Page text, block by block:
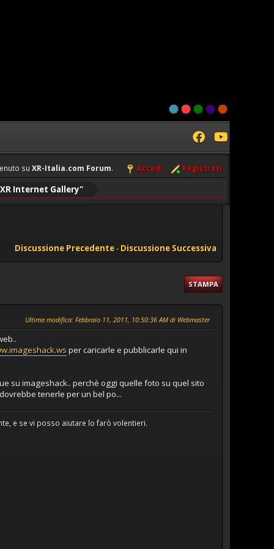
su XR-Italia.com Forum. Accedi Registrati
Internet Gallery"
Discussione Precedente- Discussione Successiva
STAMPA
Ultima modifica: Febbraio 11, 2011, 10:50:36 AM di Webmaster
per caricarle e pubblicarle qui in
su imageshack.. perchè oggi quelle foto su quel sito
tenerle per un bel po...
e se vi posso aiutare lo farò volentieri.